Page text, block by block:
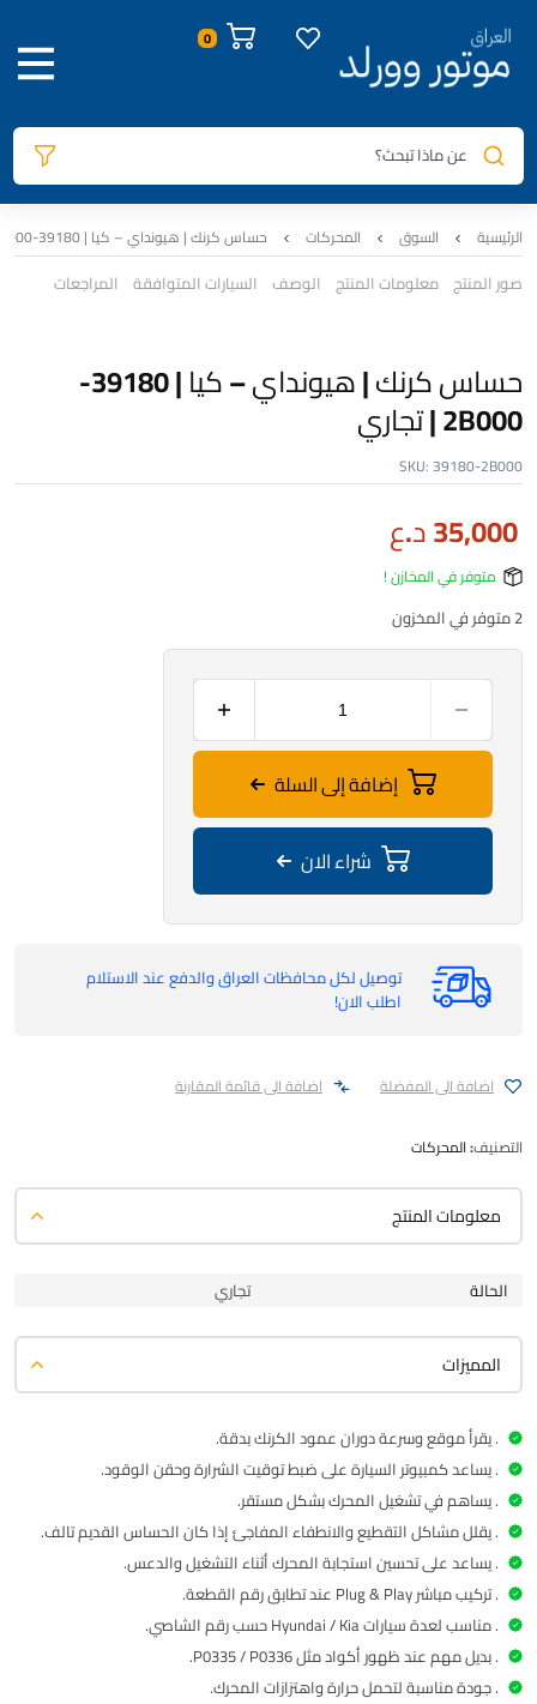
عن ماذا تبحث؟
الرئيسية السوق المحركات حساس كرنك | هيونداي – كيا | 39180-2B000 | تجاري
صور المنتج معلومات المنتج الوصف السيارات المتوافقة المراجعات
حساس كرنك | هيونداي – كيا | 39180-
2B000 | تجاري
SKU:39180-2B000
35,000د.ع
متوفر في المخازن !
2 متوفر في المخزون
إضافة إلى السلة
شراء الان
توصيل لكل محافظات العراق والدفع عند الاستلام
اطلب الان!
اضافة الى المفضلة اضافة الى قائمة المقارنة
التصنيف:المحركات
معلومات المنتج
الحالة تجاري
المميزات
. يقرأ موقع وسرعة دوران عمود الكرنك بدقة.
. يساعد كمبيوتر السيارة على ضبط توقيت الشرارة وحقن الوقود.
. يساهم في تشغيل المحرك بشكل مستقر.
. يقلل مشاكل التقطيع والانطفاء المفاجئ إذا كان الحساس القديم تالف.
. يساعد على تحسين استجابة المحرك أثناء التشغيل والدعس.
. تركيب مباشر Plug & Play عند تطابق رقم القطعة.
. مناسب لعدة سيارات Hyundai / Kia حسب رقم الشاصي.
. بديل مهم عند ظهور أكواد مثل P0335 / P0336.
. جودة مناسبة لتحمل حرارة واهتزازات المحرك.